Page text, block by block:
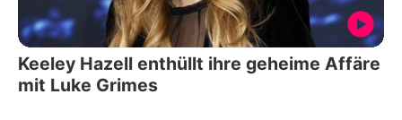
Keeley Hazell enthüllt ihre geheime Affäre
mit Luke Grimes